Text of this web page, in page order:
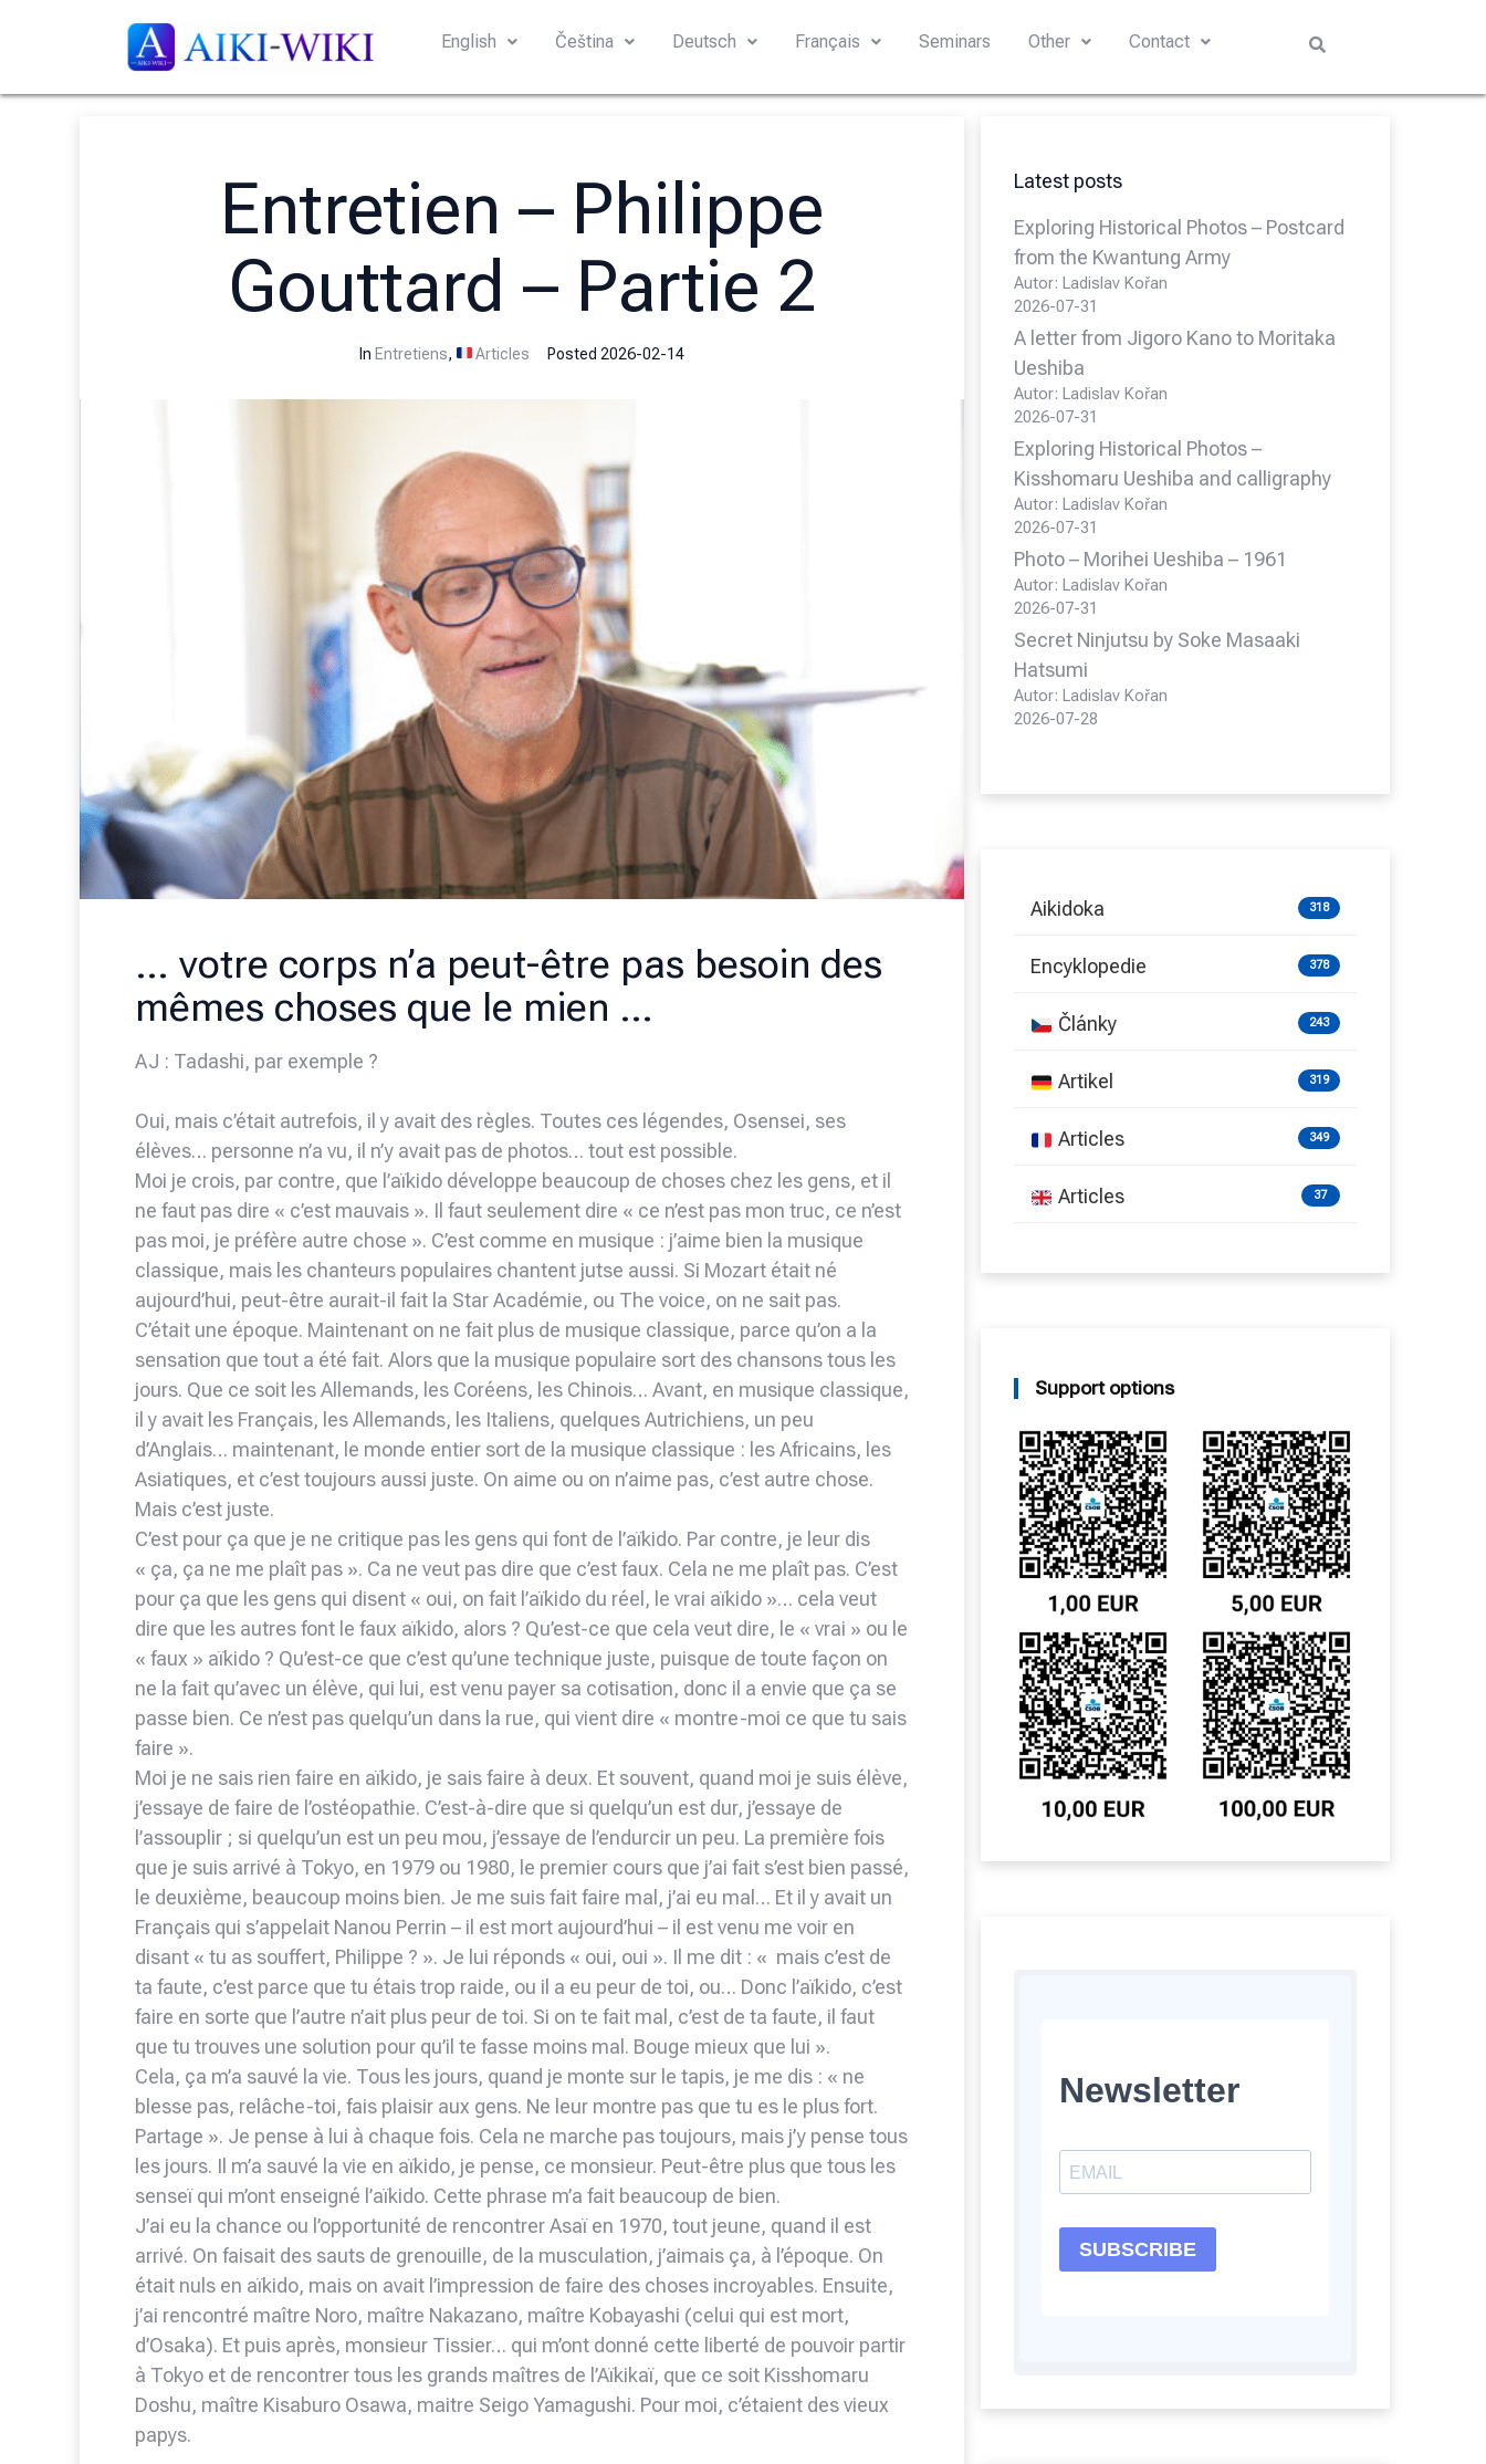
English Čeština Deutsch Français Seminars Other Contact
Entretien – Philippe
Gouttard – Partie 2
In Entretiens, Articles Posted 2026-02-14
… votre corps n’a peut-être pas besoin des
mêmes choses que le mien …
AJ : Tadashi, par exemple ?
Oui, mais c’était autrefois, il y avait des règles. Toutes ces légendes, Osensei, ses
élèves… personne n’a vu, il n’y avait pas de photos… tout est possible.
Moi je crois, par contre, que l’aïkido développe beaucoup de choses chez les gens, et il
ne faut pas dire « c’est mauvais ». Il faut seulement dire « ce n’est pas mon truc, ce n’est
pas moi, je préfère autre chose ». C’est comme en musique : j’aime bien la musique
classique, mais les chanteurs populaires chantent jutse aussi. Si Mozart était né
aujourd’hui, peut-être aurait-il fait la Star Académie, ou The voice, on ne sait pas.
C’était une époque. Maintenant on ne fait plus de musique classique, parce qu’on a la
sensation que tout a été fait. Alors que la musique populaire sort des chansons tous les
jours. Que ce soit les Allemands, les Coréens, les Chinois… Avant, en musique classique,
il y avait les Français, les Allemands, les Italiens, quelques Autrichiens, un peu
d’Anglais… maintenant, le monde entier sort de la musique classique : les Africains, les
Asiatiques, et c’est toujours aussi juste. On aime ou on n’aime pas, c’est autre chose.
Mais c’est juste.
C’est pour ça que je ne critique pas les gens qui font de l’aïkido. Par contre, je leur dis
« ça, ça ne me plaît pas ». Ca ne veut pas dire que c’est faux. Cela ne me plaît pas. C’est
pour ça que les gens qui disent « oui, on fait l’aïkido du réel, le vrai aïkido »… cela veut
dire que les autres font le faux aïkido, alors ? Qu’est-ce que cela veut dire, le « vrai » ou le
« faux » aïkido ? Qu’est-ce que c’est qu’une technique juste, puisque de toute façon on
ne la fait qu’avec un élève, qui lui, est venu payer sa cotisation, donc il a envie que ça se
passe bien. Ce n’est pas quelqu’un dans la rue, qui vient dire « montre-moi ce que tu sais
faire ».
Moi je ne sais rien faire en aïkido, je sais faire à deux. Et souvent, quand moi je suis élève,
j’essaye de faire de l’ostéopathie. C’est-à-dire que si quelqu’un est dur, j’essaye de
l’assouplir ; si quelqu’un est un peu mou, j’essaye de l’endurcir un peu. La première fois
que je suis arrivé à Tokyo, en 1979 ou 1980, le premier cours que j’ai fait s’est bien passé,
le deuxième, beaucoup moins bien. Je me suis fait faire mal, j’ai eu mal… Et il y avait un
Français qui s’appelait Nanou Perrin – il est mort aujourd’hui – il est venu me voir en
disant « tu as souffert, Philippe ? ». Je lui réponds « oui, oui ». Il me dit : « mais c’est de
ta faute, c’est parce que tu étais trop raide, ou il a eu peur de toi, ou… Donc l’aïkido, c’est
faire en sorte que l’autre n’ait plus peur de toi. Si on te fait mal, c’est de ta faute, il faut
que tu trouves une solution pour qu’il te fasse moins mal. Bouge mieux que lui ».
Cela, ça m’a sauvé la vie. Tous les jours, quand je monte sur le tapis, je me dis : « ne
blesse pas, relâche-toi, fais plaisir aux gens. Ne leur montre pas que tu es le plus fort.
Partage ». Je pense à lui à chaque fois. Cela ne marche pas toujours, mais j’y pense tous
les jours. Il m’a sauvé la vie en aïkido, je pense, ce monsieur. Peut-être plus que tous les
senseï qui m’ont enseigné l’aïkido. Cette phrase m’a fait beaucoup de bien.
J’ai eu la chance ou l’opportunité de rencontrer Asaï en 1970, tout jeune, quand il est
arrivé. On faisait des sauts de grenouille, de la musculation, j’aimais ça, à l’époque. On
était nuls en aïkido, mais on avait l’impression de faire des choses incroyables. Ensuite,
j’ai rencontré maître Noro, maître Nakazano, maître Kobayashi (celui qui est mort,
d’Osaka). Et puis après, monsieur Tissier… qui m’ont donné cette liberté de pouvoir partir
à Tokyo et de rencontrer tous les grands maîtres de l’Aïkikaï, que ce soit Kisshomaru
Doshu, maître Kisaburo Osawa, maitre Seigo Yamagushi. Pour moi, c’étaient des vieux
papys.
Latest posts
Exploring Historical Photos – Postcard
from the Kwantung Army
Autor: Ladislav Kořan
2026-07-31
A letter from Jigoro Kano to Moritaka
Ueshiba
Autor: Ladislav Kořan
2026-07-31
Exploring Historical Photos –
Kisshomaru Ueshiba and calligraphy
Autor: Ladislav Kořan
2026-07-31
Photo – Morihei Ueshiba – 1961
Autor: Ladislav Kořan
2026-07-31
Secret Ninjutsu by Soke Masaaki
Hatsumi
Autor: Ladislav Kořan
2026-07-28
Aikidoka 318
Encyklopedie 378
Články 243
Artikel 319
Articles 349
Articles 37
Support options